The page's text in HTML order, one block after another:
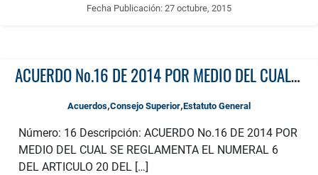
Fecha Publicación: 27 octubre, 2015
ACUERDO No.16 DE 2014 POR MEDIO DEL CUAL SE REGLAMENTA EL NUMERAL 6 DEL ARTICULO 20 DEL ESTATUTO GENERAL
Acuerdos,Consejo Superior,Estatuto General
Número: 16 Descripción: ACUERDO No.16 DE 2014 POR
MEDIO DEL CUAL SE REGLAMENTA EL NUMERAL 6
DEL ARTICULO 20 DEL […]